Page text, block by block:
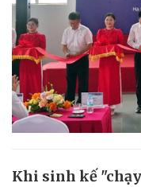
Khi sinh kế